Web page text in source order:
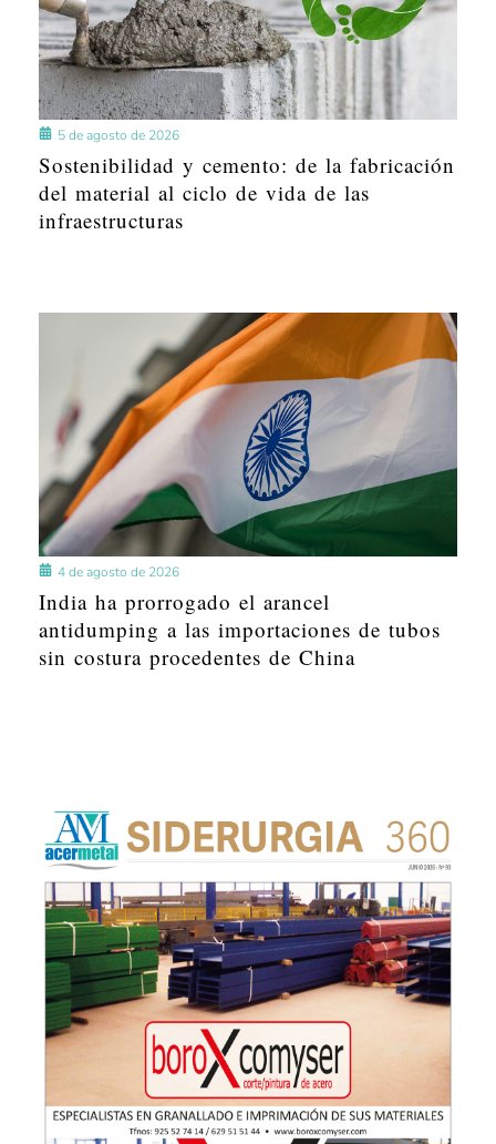
5 de agosto de 2026
Sostenibilidad y cemento: de la fabricación
del material al ciclo de vida de las
infraestructuras
4 de agosto de 2026
India ha prorrogado el arancel
antidumping a las importaciones de tubos
sin costura procedentes de China